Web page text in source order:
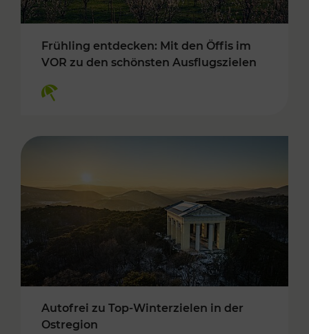
Frühling entdecken: Mit den Öffis im
VOR zu den schönsten Ausflugszielen
Autofrei zu Top-Winterzielen in der
Ostregion